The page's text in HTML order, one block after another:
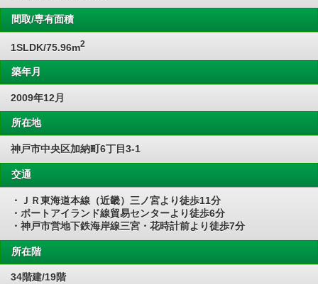
間取/専有面積
1SLDK/75.96m2
築年月
2009年12月
所在地
神戸市中央区加納町6丁目3-1
交通
・ＪＲ東海道本線（近畿）三ノ宮より徒歩11分
・ポートアイランド線貿易センターより徒歩6分
・神戸市営地下鉄海岸線三宮・花時計前より徒歩7分
所在階
34階建/19階